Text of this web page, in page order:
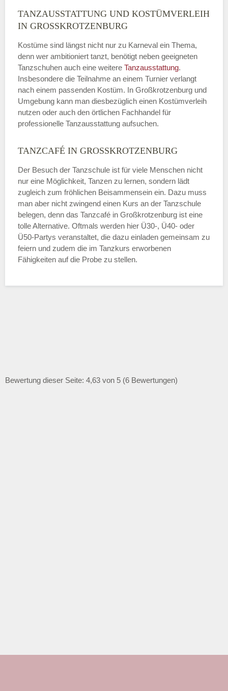
TANZAUSSTATTUNG UND KOSTÜMVERLEIH
IN GROSSKROTZENBURG
Kostüme sind längst nicht nur zu Karneval ein Thema,
denn wer ambitioniert tanzt, benötigt neben geeigneten
Tanzschuhen auch eine weitere Tanzausstattung.
Insbesondere die Teilnahme an einem Turnier verlangt
nach einem passenden Kostüm. In Großkrotzenburg und
Umgebung kann man diesbezüglich einen Kostümverleih
nutzen oder auch den örtlichen Fachhandel für
professionelle Tanzausstattung aufsuchen.
TANZCAFÉ IN GROSSKROTZENBURG
Der Besuch der Tanzschule ist für viele Menschen nicht
nur eine Möglichkeit, Tanzen zu lernen, sondern lädt
zugleich zum fröhlichen Beisammensein ein. Dazu muss
man aber nicht zwingend einen Kurs an der Tanzschule
belegen, denn das Tanzcafé in Großkrotzenburg ist eine
tolle Alternative. Oftmals werden hier Ü30-, Ü40- oder
Ü50-Partys veranstaltet, die dazu einladen gemeinsam zu
feiern und zudem die im Tanzkurs erworbenen
Fähigkeiten auf die Probe zu stellen.
Bewertung dieser Seite: 4,63 von 5 (6 Bewertungen)